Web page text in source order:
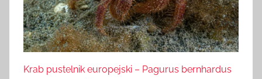
Krab pustelnik europejski – Pagurus bernhardus